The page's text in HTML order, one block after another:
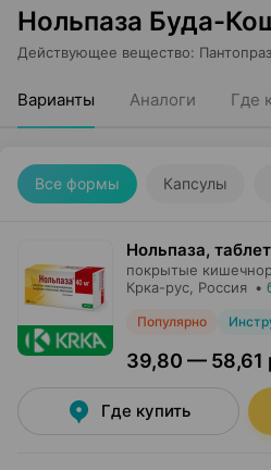
Нольпаза Буда-
Действующее вещество:
Варианты Аналоги Где
Все формы Капсулы
Нольпаза,
покрытые
Крка-рус , Россия •
Популярно
39,80 — 58,61
Где купить